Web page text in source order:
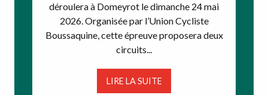
déroulera à Domeyrot le dimanche 24 mai
2026. Organisée par l’Union Cycliste
Boussaquine, cette épreuve proposera deux
circuits...
LIRE LA SUITE